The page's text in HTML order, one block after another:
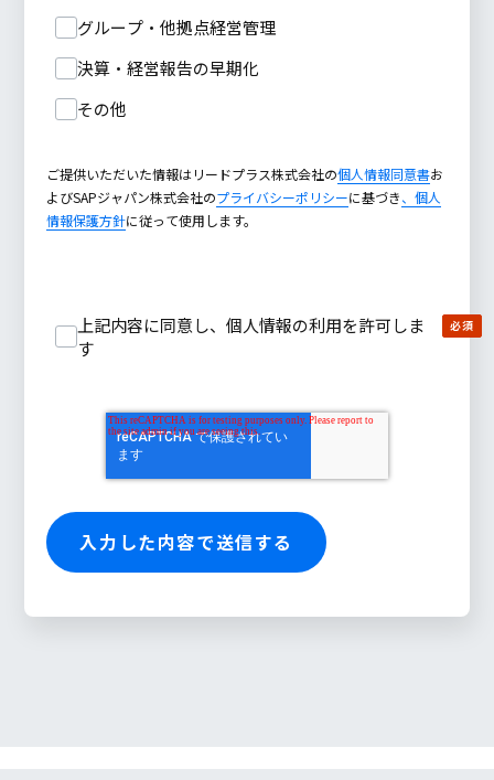
グループ・他拠点経営管理
決算・経営報告の早期化
その他
ご提供いただいた情報はリードプラス株式会社の個人情報同意書お
よびSAPジャパン株式会社のプライバシーポリシーに基づき、個人
情報保護方針に従って使用します。
上記内容に同意し、個人情報の利用を許可しま
す